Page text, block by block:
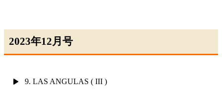
2023年12月号
9. LAS ANGULAS ( III )